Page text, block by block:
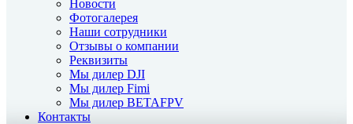
Новости
Фотогалерея
Наши сотрудники
Отзывы о компании
Реквизиты
Мы дилер DJI
Мы дилер Fimi
Мы дилер BETAFPV
Контакты